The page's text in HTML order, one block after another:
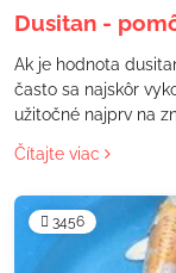
Dusitan -
Ak je hodnota
často sa najskôr
užitočné najprv na
Dnes vám chcem
poskytuje len
Čítajte viac
3456